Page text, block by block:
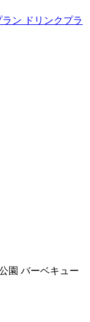
ラン ドリンクプラ
園 バーベキュー